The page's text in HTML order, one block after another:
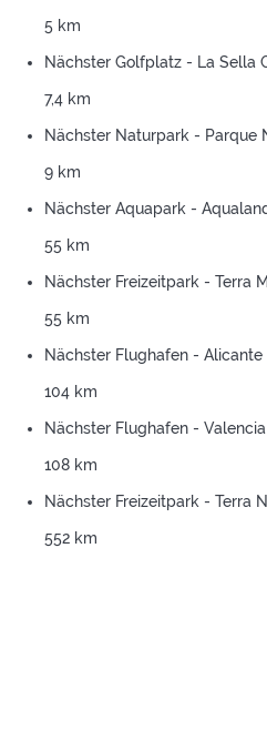
5 km
Nächster Golfplatz - La Sella
7,4 km
Nächster Naturpark - Parque
9 km
Nächster Aquapark -
55 km
Nächster Freizeitpark - Terra
55 km
Nächster Flughafen - Alicante
104 km
Nächster Flughafen - Valencia
108 km
Nächster Freizeitpark - Terra
552 km